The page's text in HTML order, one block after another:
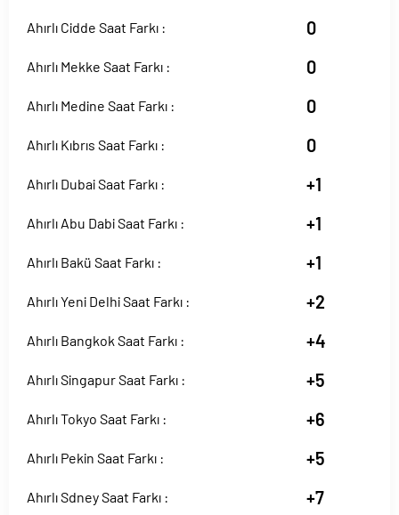
Ahırlı Cidde Saat Farkı : 0
Ahırlı Mekke Saat Farkı : 0
Ahırlı Medine Saat Farkı : 0
Ahırlı Kıbrıs Saat Farkı : 0
Ahırlı Dubai Saat Farkı : +1
Ahırlı Abu Dabi Saat Farkı : +1
Ahırlı Bakü Saat Farkı : +1
Ahırlı Yeni Delhi Saat Farkı : +2
Ahırlı Bangkok Saat Farkı : +4
Ahırlı Singapur Saat Farkı : +5
Ahırlı Tokyo Saat Farkı : +6
Ahırlı Pekin Saat Farkı : +5
Ahırlı Sdney Saat Farkı : +7